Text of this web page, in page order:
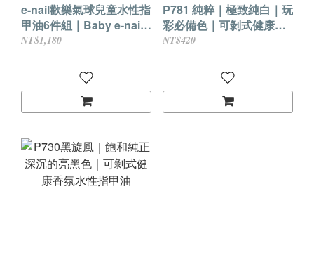
e-nail歡樂氣球兒童水性指
甲油6件組｜Baby e-nail
系列 CBC
NT$1,180
P781 純粹｜極致純白｜玩
彩必備色｜可剝式健康香
氛水性指甲油
NT$420